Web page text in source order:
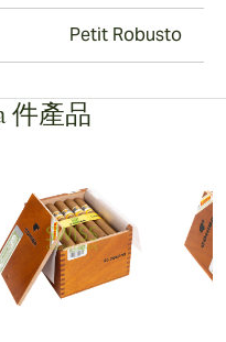
Petit Robusto
件產品